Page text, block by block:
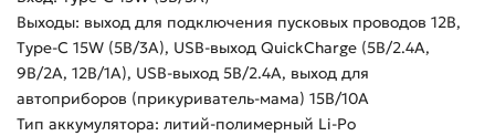
Выходы: выход для подключения пусковых проводов 12В,
Type-C 15W (5В/3А), USB-выход QuickCharge (5В/2.4А,
9В/2А, 12В/1А), USВ-выход 5В/2.4А, выход для
автоприборов (прикуриватель-мама) 15В/10A
Тип аккумулятора: литий-полимерный Li-Po